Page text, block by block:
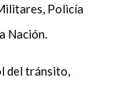
Policía
Nación.
del tránsito,